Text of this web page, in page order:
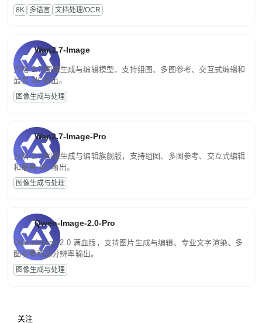
为便于存储、检索和二次处理的结构化结果。
8K 多语言 文档处理/OCR
Wan2.7-Image
万相 2.7 图像生成与编辑模型，支持组图、多图参考、交互式编辑和
最高 2K 输出。
图像生成与处理
Wan2.7-Image-Pro
万相 2.7 图像生成与编辑旗舰版，支持组图、多图参考、交互式编辑
和最高 4K 输出。
图像生成与处理
Qwen-Image-2.0-Pro
Qwen-Image-2.0 满血版，支持图片生成与编辑、专业文字渲染、多
图参考和高分辨率输出。
图像生成与处理
关注